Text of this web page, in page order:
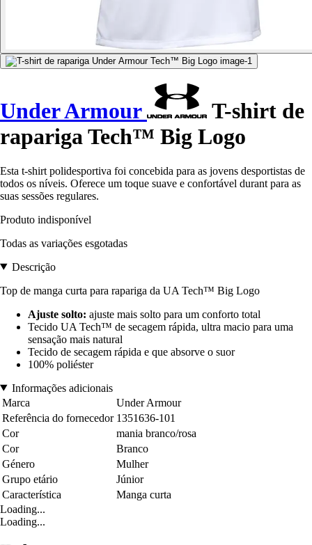
Under Armour
T-shirt de
rapariga Tech™ Big Logo
Esta t-shirt polidesportiva foi concebida para as jovens desportistas de
todos os níveis. Oferece um toque suave e confortável durant para as
suas sessões regulares.
Produto indisponível
Todas as variações esgotadas
Descrição
Top de manga curta para rapariga da UA Tech™ Big Logo
Ajuste solto: ajuste mais solto para um conforto total
Tecido UA Tech™ de secagem rápida, ultra macio para uma
sensação mais natural
Tecido de secagem rápida e que absorve o suor
100% poliéster
Informações adicionais
Marca
Under Armour
Referência do fornecedor 1351636-101
Cor
mania branco/rosa
Cor
Branco
Género
Mulher
Grupo etário
Júnior
Característica
Manga curta
Loading...
Loading...